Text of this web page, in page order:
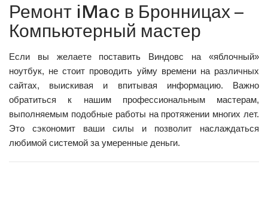
Ремонт iMac в Бронницах –
Компьютерный мастер
Если вы желаете поставить Виндовс на «яблочный»
ноутбук, не стоит проводить уйму времени на различных
сайтах, выискивая и впитывая информацию. Важно
обратиться к нашим профессиональным мастерам,
выполняемым подобные работы на протяжении многих лет.
Это сэкономит ваши силы и позволит наслаждаться
любимой системой за умеренные деньги.